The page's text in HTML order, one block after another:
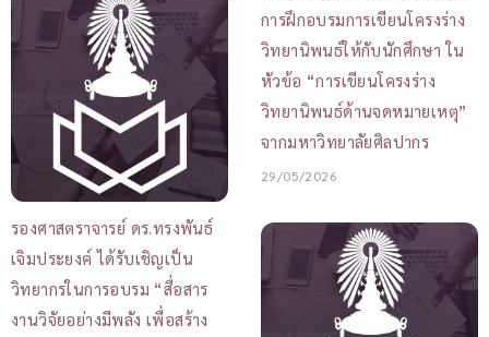
การฝึกอบรมการเขียนโครงร่าง
วิทยานิพนธ์ให้กับนักศึกษา ใน
หัวข้อ “การเขียนโครงร่าง
วิทยานิพนธ์ด้านจดหมายเหตุ”
จากมหาวิทยาลัยศิลปากร
29/05/2026
รองศาสตราจารย์ ดร.ทรงพันธ์
เจิมประยงค์ ได้รับเชิญเป็น
วิทยากรในการอบรม “สื่อสาร
งานวิจัยอย่างมีพลัง เพื่อสร้าง